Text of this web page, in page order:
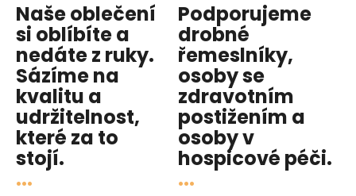
Naše oblečení
si oblíbíte a
nedáte z ruky.
Sázíme na
kvalitu a
udržitelnost,
které za to
stojí.
...
Podporujeme
drobné
řemeslníky,
osoby se
zdravotním
postižením a
osoby v
hospicové péči.
...